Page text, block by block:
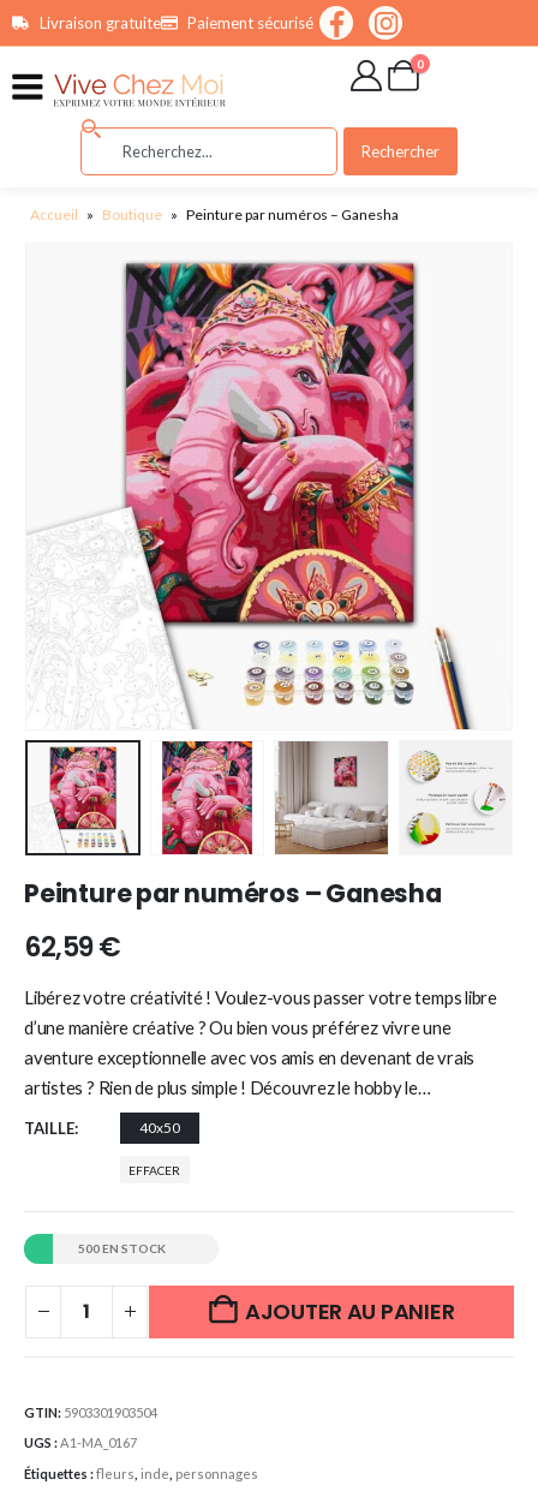
principalLivraison gratuite Paiement sécurisé
0
Rechercher
Accueil » Boutique » Peinture par numéros – Ganesha
Peinture par numéros – Ganesha
62,59€
Libérez votre créativité ! Voulez-vous passer votre temps libre
d’une manière créative ? Ou bien vous préférez vivre une
aventure exceptionnelle avec vos amis en devenant de vrais
artistes ? Rien de plus simple ! Découvrez le hobby le…
TAILLE 40x50
EFFACER
500 EN STOCK
AJOUTER AU PANIER
GTIN: 5903301903504
UGS :A1-MA_0167
Étiquettes :fleurs inde personnages